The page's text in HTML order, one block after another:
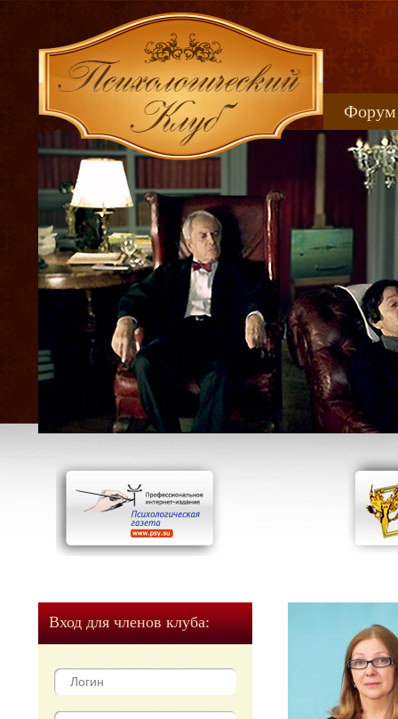
Форум
Вход для членов клуба: